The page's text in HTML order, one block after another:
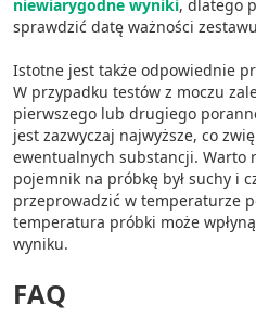
niewiarygodne wyniki, dlatego
sprawdzić datę ważności
Istotne jest także odpowiednie
W przypadku testów z moczu
pierwszego lub drugiego
jest zazwyczaj najwyższe, co
ewentualnych substancji. Warto
pojemnik na próbkę był suchy i
przeprowadzić w temperaturze
temperatura próbki może
wyniku.
FAQ